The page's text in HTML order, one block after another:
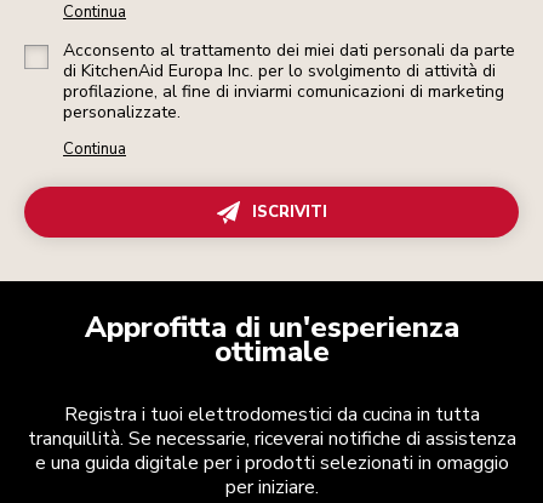
Continua
Acconsento al trattamento dei miei dati personali da parte
di KitchenAid Europa Inc. per lo svolgimento di attività di
profilazione, al fine di inviarmi comunicazioni di marketing
personalizzate.
Continua
ISCRIVITI
Approfitta di un'esperienza
ottimale
Registra i tuoi elettrodomestici da cucina in tutta
tranquillità. Se necessarie, riceverai notifiche di assistenza
e una guida digitale per i prodotti selezionati in omaggio
per iniziare.